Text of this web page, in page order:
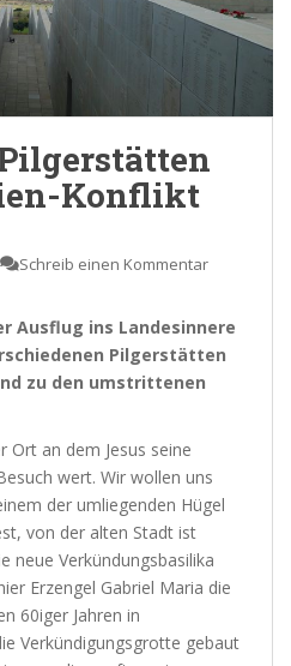
Konflikt
Schreib einen Kommentar
Ausflug ins Landesinnere
Pilgerstätten
zu den umstrittenen
Ort an dem Jesus seine
wert. Wir wollen uns
der umliegenden Hügel
von der alten Stadt ist
neue Verkündungsbasilika
Erzengel Gabriel Maria die
60iger Jahren in
Verkündigungsgrotte gebaut